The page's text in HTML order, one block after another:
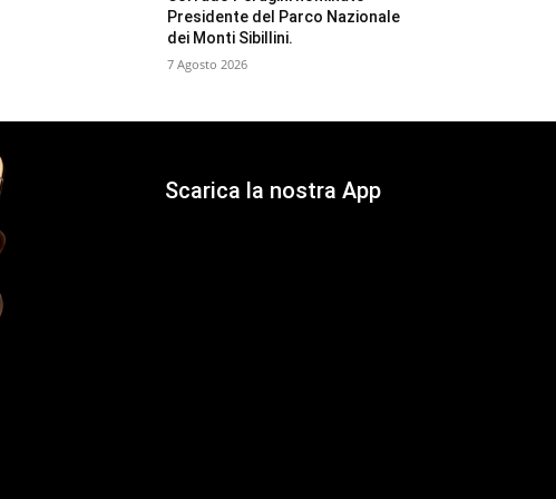
Presidente del Parco Nazionale
dei Monti Sibillini.
7 Agosto 2026
Scarica la nostra App